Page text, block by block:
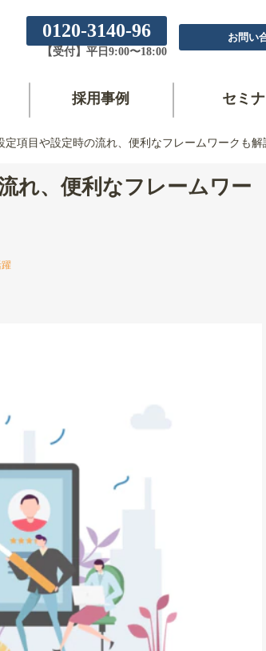
0120-3140-96
【受付】平日9:00〜18:00
お問い
採用事例 セミ
定項目や設定時の流れ、便利なフレームワークも解
れ、便利なフレームワー